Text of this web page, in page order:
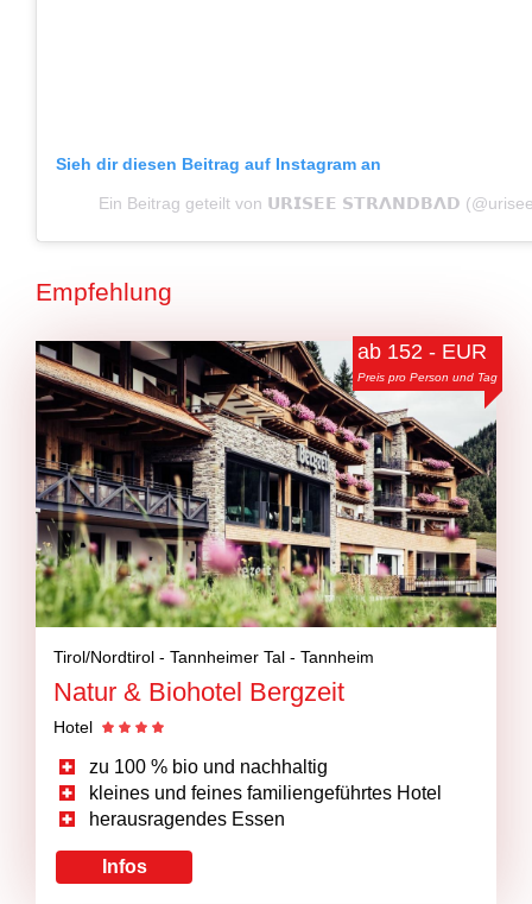
Sieh dir diesen Beitrag auf Instagram an
Ein Beitrag geteilt von 𝗨𝗥𝗜𝗦𝗘𝗘 𝗦𝗧𝗥𝝠𝗡𝗗𝗕𝝠𝗗
Empfehlung
ab 152 - EUR
Preis pro Person und Tag
Tirol/Nordtirol - Tannheimer Tal - Tannheim
Natur & Biohotel Bergzeit
Hotel
zu 100 % bio und nachhaltig
kleines und feines familiengeführtes Hotel
herausragendes Essen
Infos